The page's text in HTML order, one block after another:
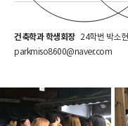
건축학과 학생회장24학번 박소현
parkmiso8600@naver.com